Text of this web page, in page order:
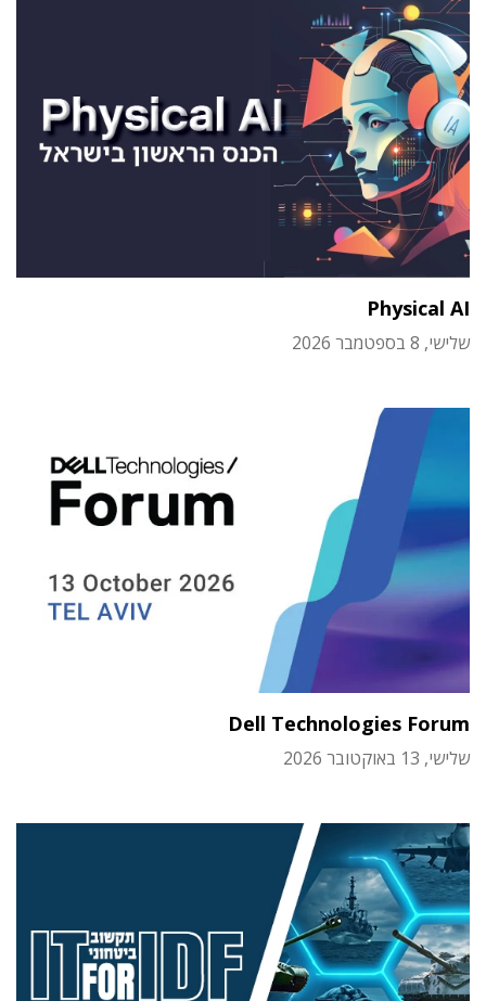
Physical AI
שלישי, 8 בספטמבר 2026
Dell Technologies Forum
שלישי, 13 באוקטובר 2026